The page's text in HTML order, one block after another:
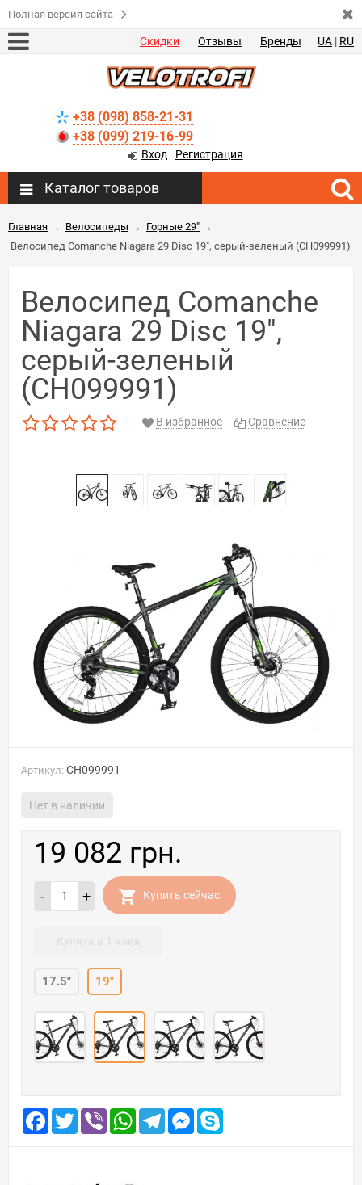
Полная версия сайта
Скидки Отзывы Бренды UA | RU
+38 (098) 858-21-31
+38 (099) 219-16-99
Вход Регистрация
Каталог товаров
Главная → Велосипеды → Горные 29" →
Велосипед Comanche Niagara 29 Disc 19", серый-зеленый (CH099991)
Велосипед Comanche
Niagara 29 Disc 19",
серый-зеленый
(CH099991)
В избранное Сравнение
Артикул: CH099991
Нет в наличии
19 082 грн.
- + Купить сейчас
17.5" 19"
Facebook
TwitterViber WhatsAppTelegramMessenger